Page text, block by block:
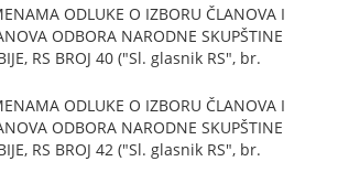
ODLUKE O IZBORU ČLANOVA I
ODBORA NARODNE SKUPŠTINE
RS BROJ 40 ("Sl. glasnik RS", br.
ODLUKE O IZBORU ČLANOVA I
ODBORA NARODNE SKUPŠTINE
RS BROJ 42 ("Sl. glasnik RS", br.